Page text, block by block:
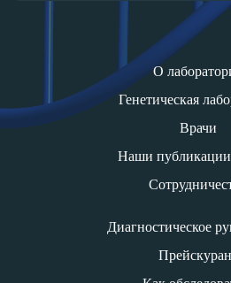
О
Генетическая
Врачи
Наши публикации
Диагностическое